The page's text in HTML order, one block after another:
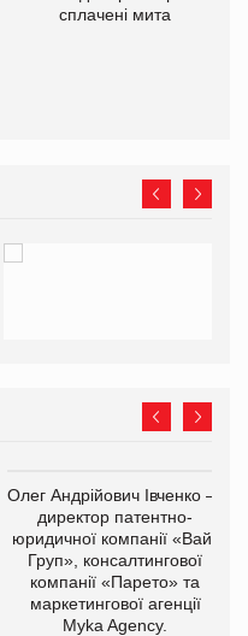
сплачені мита
Олег Андрійович Івченко —
директор патентно-
юридичної компанії «Вайз
Груп», консалтингової
компанії «Парето» та
маркетингової агенції
Myka Agency.